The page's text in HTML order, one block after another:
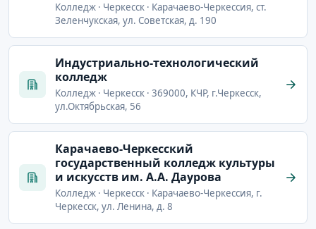
Колледж · Черкесск · Карачаево-Черкессия, ст.
Зеленчукская, ул. Советская, д. 190
Индустриально-технологический
колледж
Колледж · Черкесск · 369000, КЧР, г.Черкесск,
ул.Октябрьская, 56
Карачаево-Черкесский
государственный колледж культуры
и искусств им. А.А. Даурова
Колледж · Черкесск · Карачаево-Черкессия, г.
Черкесск, ул. Ленина, д. 8